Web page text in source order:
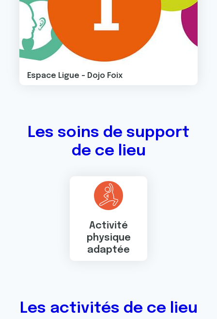
Espace Ligue - Dojo Foix
Les soins de support
de ce lieu
Activité
physique
adaptée
Les activités de ce lieu